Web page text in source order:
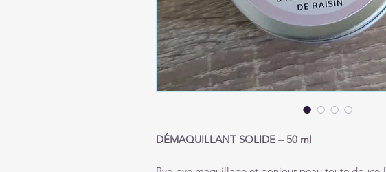
DÉMAQUILLANT SOLIDE – 50 ml